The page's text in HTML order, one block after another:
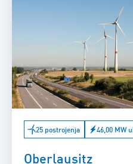
25 postrojenja 46,00 MW
Oberlausitz